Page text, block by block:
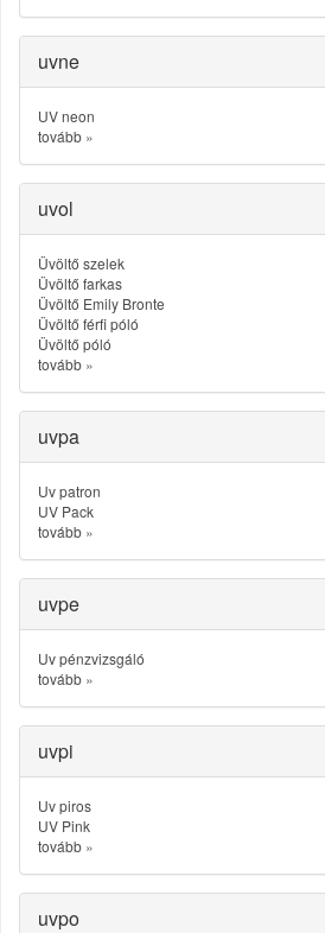
uvne
UV neon
tovább »
uvol
Üvöltő szelek
Üvöltő farkas
Üvöltő Emily Bronte
Üvöltő férfi póló
Üvöltő póló
tovább »
uvpa
Uv patron
UV Pack
tovább »
uvpe
Uv pénzvizsgáló
tovább »
uvpi
Uv piros
UV Pink
tovább »
uvpo